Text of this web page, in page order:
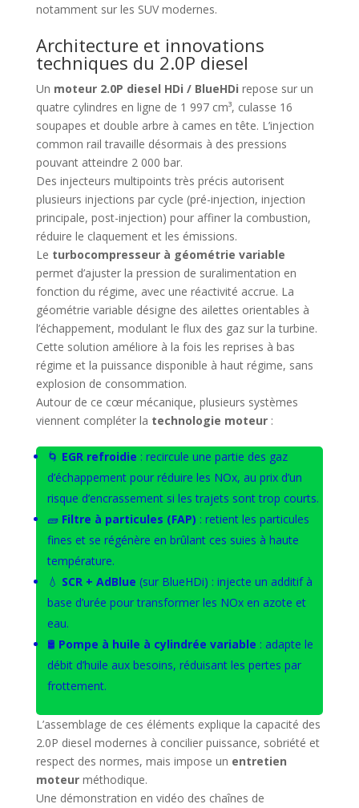
notamment sur les SUV modernes.
Architecture et innovations
techniques du 2.0P diesel
Un moteur 2.0P diesel HDi / BlueHDi repose sur un
quatre cylindres en ligne de 1 997 cm³, culasse 16
soupapes et double arbre à cames en tête. L’injection
common rail travaille désormais à des pressions
pouvant atteindre 2 000 bar.
Des injecteurs multipoints très précis autorisent
plusieurs injections par cycle (pré-injection, injection
principale, post-injection) pour affiner la combustion,
réduire le claquement et les émissions.
Le turbocompresseur à géométrie variable
permet d’ajuster la pression de suralimentation en
fonction du régime, avec une réactivité accrue. La
géométrie variable désigne des ailettes orientables à
l’échappement, modulant le flux des gaz sur la turbine.
Cette solution améliore à la fois les reprises à bas
régime et la puissance disponible à haut régime, sans
explosion de consommation.
Autour de ce cœur mécanique, plusieurs systèmes
viennent compléter la technologie moteur:
🌀 EGR refroidie : recircule une partie des gaz
d’échappement pour réduire les NOx, au prix d’un
risque d’encrassement si les trajets sont trop courts.
🧱 Filtre à particules (FAP) : retient les particules
fines et se régénère en brûlant ces suies à haute
température.
💧 SCR + AdBlue (sur BlueHDi) : injecte un additif à
base d’urée pour transformer les NOx en azote et
eau.
🛢️ Pompe à huile à cylindrée variable : adapte le
débit d’huile aux besoins, réduisant les pertes par
frottement.
L’assemblage de ces éléments explique la capacité des
2.0P diesel modernes à concilier puissance, sobriété et
respect des normes, mais impose un entretien
moteurméthodique.
Une démonstration en vidéo des chaînes de